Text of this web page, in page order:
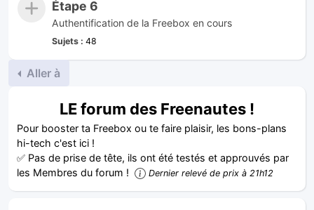
Étape 6
Authentification de la Freebox en cours
Sujets : 48
Aller à
LE forum des Freenautes !
Pour booster ta Freebox ou te faire plaisir, les bons-plans
hi-tech c'est ici !
✅ Pas de prise de tête, ils ont été testés et approuvés par
les Membres du forum !
Dernier relevé de prix à 21h12